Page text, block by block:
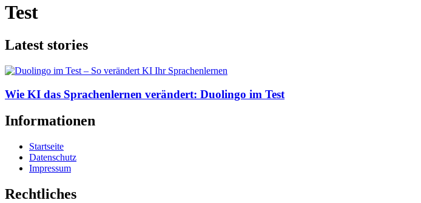
Test
Latest stories
Wie KI das Sprachenlernen verändert: Duolingo im Test
Informationen
Startseite
Datenschutz
Impressum
Rechtliches